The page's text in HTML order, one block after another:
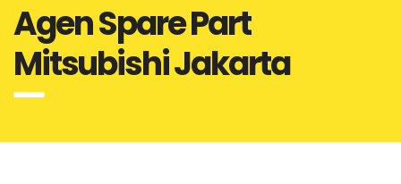
Agen Spare Part
Mitsubishi Jakarta